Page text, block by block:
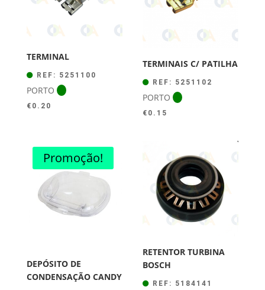
TERMINAL
REF: 5251100
PORTO
€ 0.20
TERMINAIS C/ PATILHA
REF: 5251102
PORTO
€ 0.15
Promoção!
DEPÓSITO DE
CONDENSAÇÃO CANDY
RETENTOR TURBINA
BOSCH
REF: 5184141